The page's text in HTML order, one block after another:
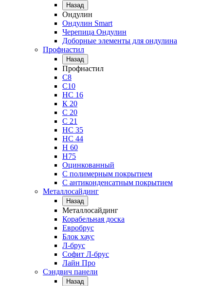
Назад
Ондулин
Ондулин Smart
Черепица Ондулин
Доборные элементы для ондулина
Профнастил
Назад
Профнастил
С8
С10
НС 16
К 20
С 20
С 21
НС 35
НС 44
Н 60
Н75
Оцинкованный
С полимерным покрытием
С антиконденсатным покрытием
Металлосайдинг
Назад
Металлосайдинг
Корабельная доска
Евробрус
Блок хаус
Л-брус
Софит Л-брус
Лайн Про
Сэндвич панели
Назад